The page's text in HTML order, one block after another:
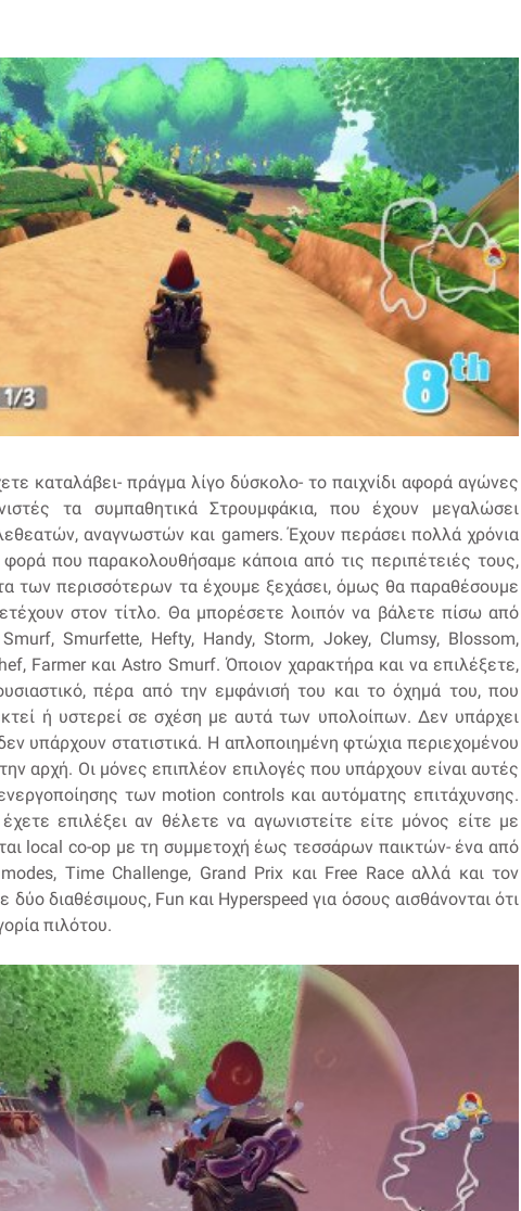
καταλάβει- πράγμα λίγο δύσκολο- το παιχνίδι αφορά αγώνες
τα συμπαθητικά Στρουμφάκια, που έχουν μεγαλώσει
αναγνωστών και gamers. Έχουν περάσει πολλά χρόνια
που παρακολουθήσαμε κάποια από τις περιπέτειές τους,
των περισσότερων τα έχουμε ξεχάσει, όμως θα παραθέσουμε
στον τίτλο. Θα μπορέσετε λοιπόν να βάλετε πίσω από
Smurfette, Hefty, Handy, Storm, Jokey, Clumsy, Blossom,
Farmer και Astro Smurf. Όποιον χαρακτήρα και να επιλέξετε,
πέρα από την εμφάνισή του και το όχημά του, που
ή υστερεί σε σχέση με αυτά των υπολοίπων. Δεν υπάρχει
υπάρχουν στατιστικά. Η απλοποιημένη φτώχια περιεχομένου
αρχή. Οι μόνες επιπλέον επιλογές που υπάρχουν είναι αυτές
των motion controls και αυτόματης επιτάχυνσης.
επιλέξει αν θέλετε να αγωνιστείτε είτε μόνος είτε με
local co-op με τη συμμετοχή έως τεσσάρων παικτών- ένα από
Time Challenge, Grand Prix και Free Race αλλά και τον
δύο διαθέσιμους, Fun και Hyperspeed για όσους αισθάνονται ότι
πιλότου.